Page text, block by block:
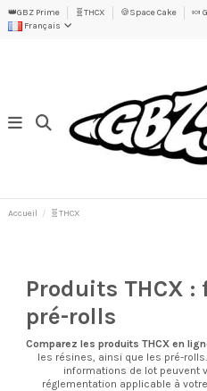
👑GBZ Prime 🧬THCX 🍪Space Cake 🍬
Français
Accueil 🧬THCX
Produits THCX
pré-rolls
Comparez les produits THCX en
les résines , ainsi que les pré-rolls
informations de lot peuvent
réglementation applicable à